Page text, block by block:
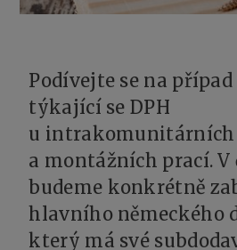
Podívejte se na
týkající se DPH
u intrakomunitárních
a montážních prací. V
budeme konkrétně
hlavního německého
který má své